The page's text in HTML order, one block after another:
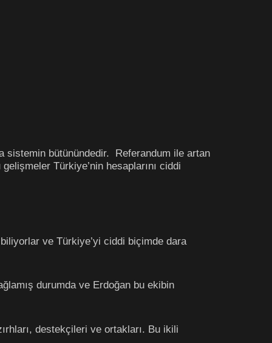
sistemin bütünündedir. Referandum ile artan
Türkiye’nin hesaplarını ciddi
ve Türkiye’yi ciddi biçimde dara
durumda ve Erdoğan bu ekibin
destekçileri ve ortakları. Bu ikili